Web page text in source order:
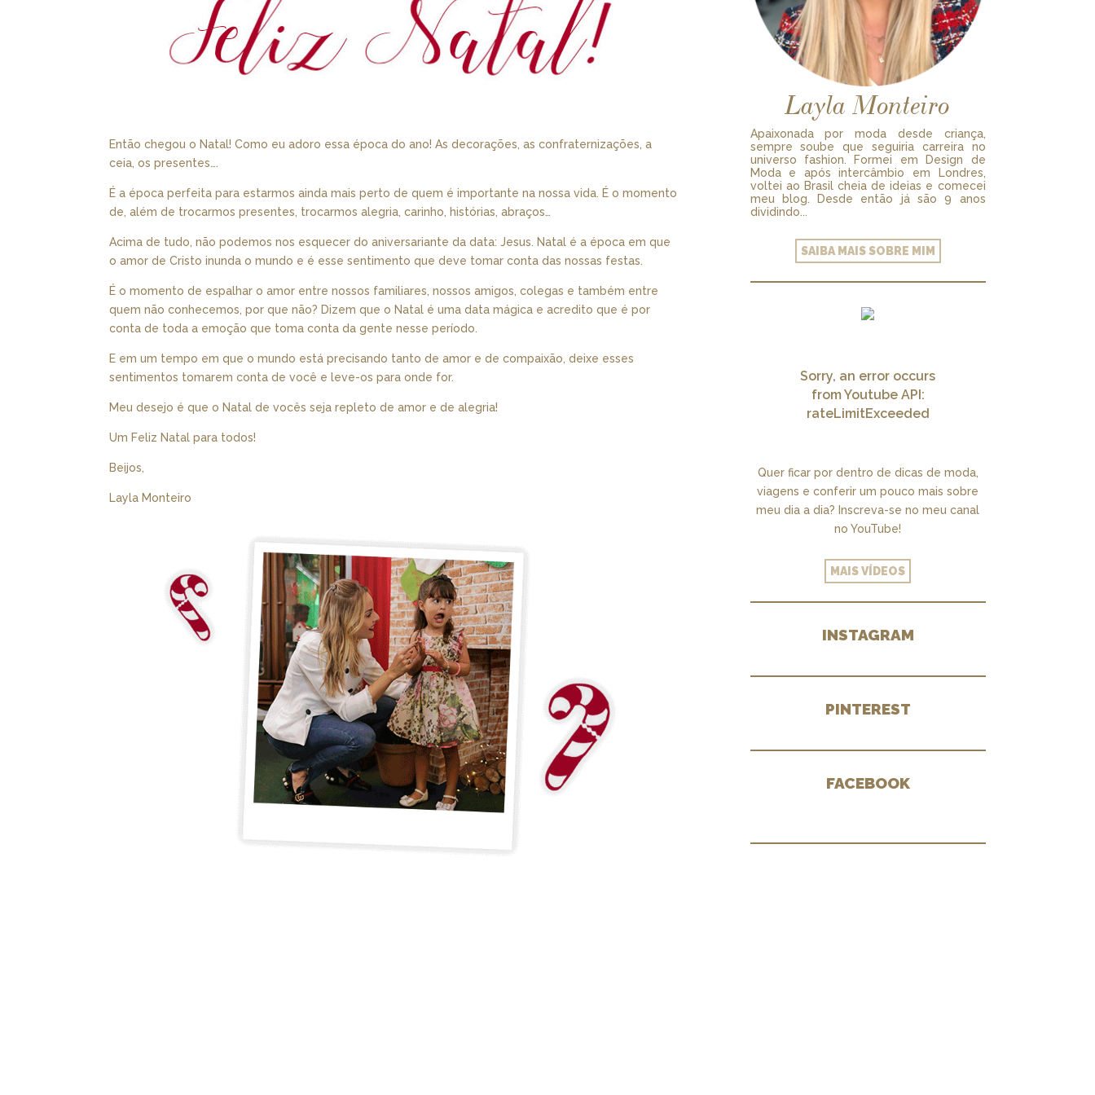
Então chegou o Natal! Como eu adoro essa época do ano! As decorações, as confraternizações, a
ceia, os presentes….
É a época perfeita para estarmos ainda mais perto de quem é importante na nossa vida. É o momento
de, além de trocarmos presentes, trocarmos alegria, carinho, histórias, abraços…
Acima de tudo, não podemos nos esquecer do aniversariante da data: Jesus. Natal é a época em que
o amor de Cristo inunda o mundo e é esse sentimento que deve tomar conta das nossas festas.
É o momento de espalhar o amor entre nossos familiares, nossos amigos, colegas e também entre
quem não conhecemos, por que não? Dizem que o Natal é uma data mágica e acredito que é por
conta de toda a emoção que toma conta da gente nesse período.
E em um tempo em que o mundo está precisando tanto de amor e de compaixão, deixe esses
sentimentos tomarem conta de você e leve-os para onde for.
Meu desejo é que o Natal de vocês seja repleto de amor e de alegria!
Um Feliz Natal para todos!
Beijos,
Layla Monteiro
Layla Monteiro
Apaixonada por moda desde criança,
sempre soube que seguiria carreira no
universo fashion. Formei em Design de
Moda e após intercâmbio em Londres,
voltei ao Brasil cheia de ideias e comecei
meu blog. Desde então já são 9 anos
dividindo...
SAIBA MAIS SOBRE MIM
Sorry, an error occurs
from Youtube API:
rateLimitExceeded
Quer ficar por dentro de dicas de moda,
viagens e conferir um pouco mais sobre
meu dia a dia? Inscreva-se no meu canal
no YouTube!
MAIS VÍDEOS
INSTAGRAM
PINTEREST
FACEBOOK